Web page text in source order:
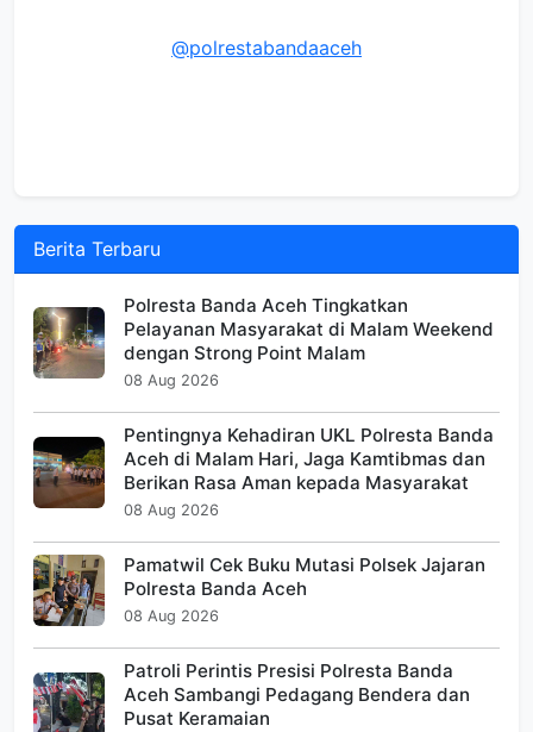
@polrestabandaaceh
Berita Terbaru
Polresta Banda Aceh Tingkatkan
Pelayanan Masyarakat di Malam Weekend
dengan Strong Point Malam
08 Aug 2026
Pentingnya Kehadiran UKL Polresta Banda
Aceh di Malam Hari, Jaga Kamtibmas dan
Berikan Rasa Aman kepada Masyarakat
08 Aug 2026
Pamatwil Cek Buku Mutasi Polsek Jajaran
Polresta Banda Aceh
08 Aug 2026
Patroli Perintis Presisi Polresta Banda
Aceh Sambangi Pedagang Bendera dan
Pusat Keramaian